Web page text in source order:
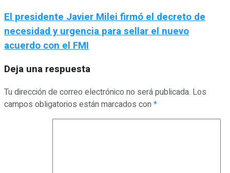
El presidente Javier Milei firmó el decreto de
necesidad y urgencia para sellar el nuevo
acuerdo con el FMI
Deja una respuesta
Tu dirección de correo electrónico no será publicada. Los
campos obligatorios están marcados con*